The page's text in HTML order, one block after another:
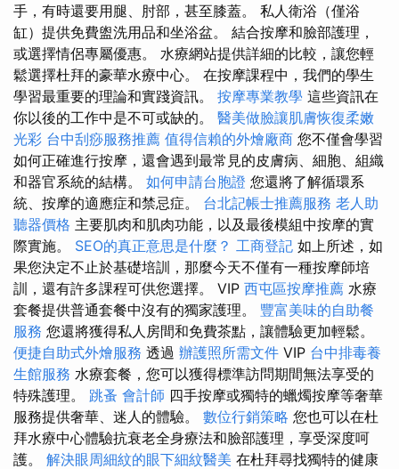
手，有時還要用腿、肘部，甚至膝蓋。 私人衛浴（僅浴
缸）提供免費盥洗用品和坐浴盆。 結合按摩和臉部護理，
或選擇情侶專屬優惠。 水療網站提供詳細的比較，讓您輕
鬆選擇杜拜的豪華水療中心。 在按摩課程中，我們的學生
學習最重要的理論和實踐資訊。 按摩專業教學 這些資訊在
你以後的工作中是不可或缺的。 醫美做臉讓肌膚恢復柔嫩
光彩 台中刮痧服務推薦 值得信賴的外燴廠商 您不僅會學習
如何正確進行按摩，還會遇到最常見的皮膚病、細胞、組織
和器官系統的結構。 如何申請台胞證 您還將了解循環系
統、按摩的適應症和禁忌症。 台北記帳士推薦服務 老人助
聽器價格 主要肌肉和肌肉功能，以及最後模組中按摩的實
際實施。 SEO的真正意思是什麼？ 工商登記 如上所述，如
果您決定不止於基礎培訓，那麼今天不僅有一種按摩師培
訓，還有許多課程可供您選擇。 VIP 西屯區按摩推薦 水療
套餐提供普通套餐中沒有的獨家護理。 豐富美味的自助餐
服務 您還將獲得私人房間和免費茶點，讓體驗更加輕鬆。
便捷自助式外燴服務 透過 辦護照所需文件 VIP 台中排毒養
生館服務 水療套餐，您可以獲得標準訪問期間無法享受的
特殊護理。 跳蚤 會計師 四手按摩或獨特的蠟燭按摩等奢華
服務提供奢華、迷人的體驗。 數位行銷策略 您也可以在杜
拜水療中心體驗抗衰老全身療法和臉部護理，享受深度呵
護。 解決眼周細紋的眼下細紋醫美 在杜拜尋找獨特的健康